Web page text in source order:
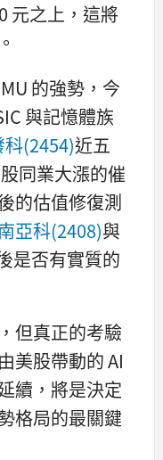
元之上，這將
的強勢，今
與記憶體族
(2454)近五
同業大漲的催
的估值修復測
亞科(2408)與
是否有實質的
但真正的考驗
美股帶動的 AI
續，將是決定
格局的最關鍵